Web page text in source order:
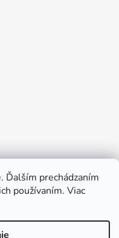
Ďalším prechádzaním
používaním. Viac